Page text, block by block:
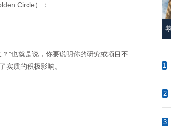
Circle）：
也就是说，你要说明你的研究或项目不
实质的积极影响。
1
2
3